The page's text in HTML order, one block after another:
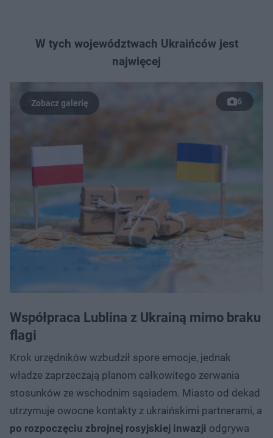
W tych województwach Ukraińców jest
najwięcej
6
Współpraca Lublina z Ukrainą mimo braku
flagi
Krok urzędników wzbudził spore emocje, jednak
władze zaprzeczają planom całkowitego zerwania
stosunków ze wschodnim sąsiadem. Miasto od dekad
utrzymuje owocne kontakty z ukraińskimi partnerami, a
po rozpoczęciu zbrojnej rosyjskiej inwazji odgrywa